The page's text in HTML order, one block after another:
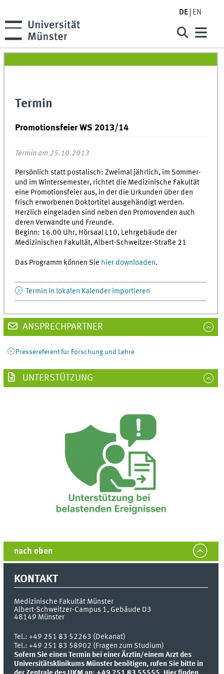
DE EN
Termin
Promotionsfeier WS 2013/14
Termin am 25.10.2013
Persönlich statt postalisch: Zweimal jährlich, im Sommer-
und im Wintersemester, richtet die Medizinische Fakultät
eine Promotionsfeier aus, in der die Urkunden über den
frisch erworbenen Doktortitel ausgehändigt werden.
Herzlich eingeladen sind neben den Promovenden auch
deren Verwandte und Freunde.
Beginn: 16.00 Uhr, Hörsaal L10, Lehrgebäude der
Medizinischen Fakultät, Albert-Schweitzer-Straße 21
Das Programm können Sie hier downloaden.
Termin in lokalen Kalender importieren
ANSPRECHPARTNER
Pressereferent für Forschung und Lehre
UNTERSTÜTZUNG
nach oben
KONTAKT
Medizinische Fakultät Münster
Albert-Schweitzer-Campus 1, Gebäude D3
48149 Münster
Tel.:+49 251 83 52263 (Dekanat)
Tel.: +49 251 83 58902 (Fragen zum Studium)
Sofern Sie einen Termin bei einer Ärztin/einem Arzt des
Universitätsklinikums Münster benötigen, rufen Sie bitte in